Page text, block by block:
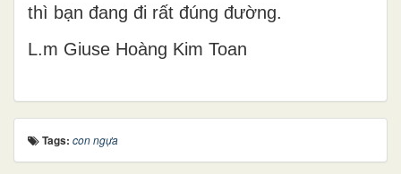
thì bạn đang đi rất đúng đường.
L.m Giuse Hoàng Kim Toan
Tags: con ngựa